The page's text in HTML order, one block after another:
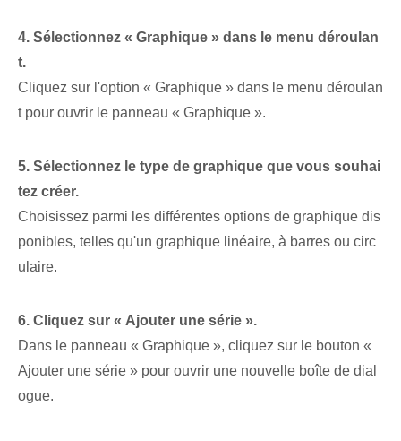
4. Sélectionnez « Graphique » dans le menu déroulan
t.
Cliquez sur l'option « Graphique » dans le menu déroulan
t pour ouvrir le panneau « Graphique ».
5. Sélectionnez le type de graphique que vous souhai
tez créer.
Choisissez parmi les différentes options de graphique dis
ponibles, telles qu'un graphique linéaire, à barres ou circ
ulaire.
6. Cliquez sur « Ajouter une série ».
Dans le panneau « Graphique », cliquez sur le bouton «
Ajouter une série » pour ouvrir une nouvelle boîte de dial
ogue.